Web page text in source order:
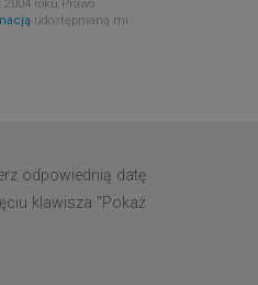
roku Prawo
udostępnianą mi
odpowiednią datę
klawisza "Pokaż